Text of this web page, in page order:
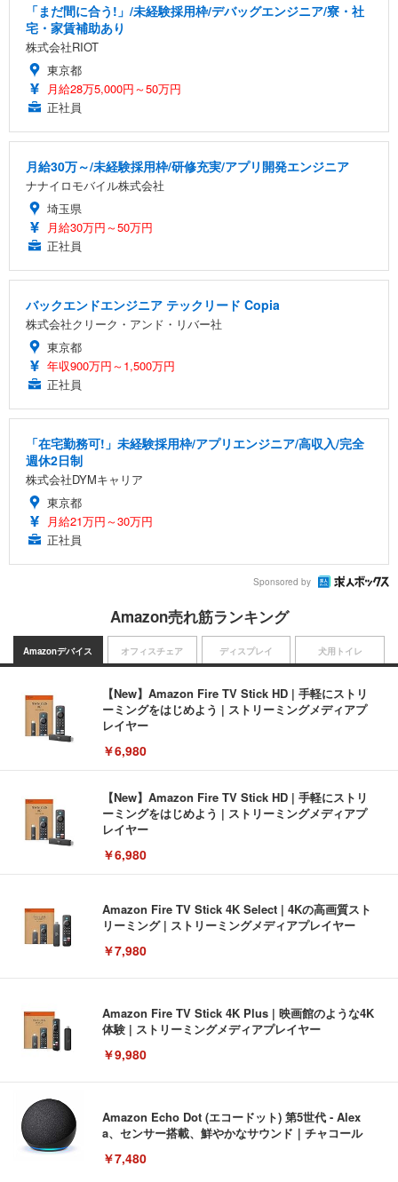
「まだ間に合う!」/未経験採用枠/デバッグエンジニア/寮・社
宅・家賃補助あり
株式会社RIOT
東京都
月給28万5,000円～50万円
正社員
月給30万～/未経験採用枠/研修充実/アプリ開発エンジニア
ナナイロモバイル株式会社
埼玉県
月給30万円～50万円
正社員
バックエンドエンジニア テックリード Copia
株式会社クリーク・アンド・リバー社
東京都
年収900万円～1,500万円
正社員
「在宅勤務可!」未経験採用枠/アプリエンジニア/高収入/完全
週休2日制
株式会社DYMキャリア
東京都
月給21万円～30万円
正社員
Sponsored by
Amazon売れ筋ランキング
Amazonデバイス
【New】Amazon Fire TV Stick HD | 手軽にストリ
ーミングをはじめよう | ストリーミングメディアプ
レイヤー
￥6,980
【New】Amazon Fire TV Stick HD | 手軽にストリ
ーミングをはじめよう | ストリーミングメディアプ
レイヤー
￥6,980
Amazon Fire TV Stick 4K Select | 4Kの高画質スト
リーミング | ストリーミングメディアプレイヤー
￥7,980
Amazon Fire TV Stick 4K Plus | 映画館のような4K
体験 | ストリーミングメディアプレイヤー
￥9,980
Amazon Echo Dot (エコードット) 第5世代 - Alex
a、センサー搭載、鮮やかなサウンド｜チャコール
￥7,480
オフィスチェア ディスプレイ 犬用トイレ